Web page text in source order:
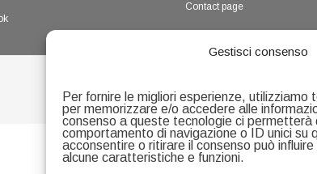
Gestisci consenso
Per fornire le migliori esperienze, utilizziamo
per memorizzare e/o accedere alle
consenso a queste tecnologie ci permetterà
comportamento di navigazione o ID unici su
acconsentire o ritirare il consenso può
alcune caratteristiche e funzioni.
Contact page